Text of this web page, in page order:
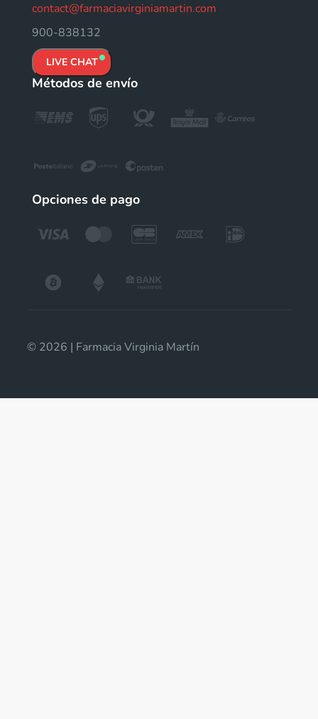
contact@farmaciavirginiamartin.com
900-838132
LIVE CHAT
Métodos de envío
Opciones de pago
© 2026 | Farmacia Virginia Martín